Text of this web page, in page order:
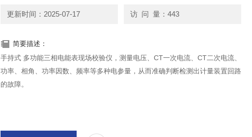
更新时间：2025-07-17 访 问 量：443
简要描述：
手持式 多功能三相电能表现场校验仪，测量电压、CT一次电流、CT二次电流、
功率、相角、功率因数、频率等多种电参量，从而准确判断检测出计量装置回路
的故障。